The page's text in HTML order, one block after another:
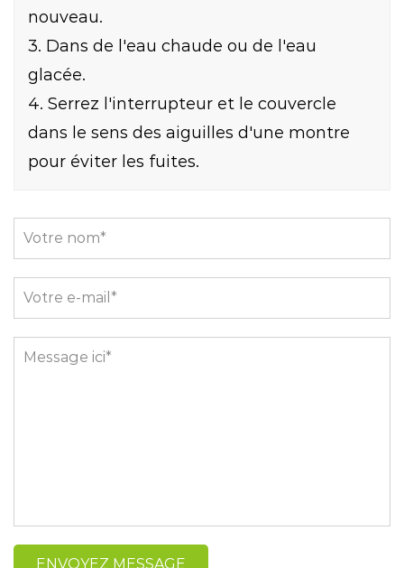
nouveau.
3. Dans de l'eau chaude ou de l'eau
glacée.
4. Serrez l'interrupteur et le couvercle
dans le sens des aiguilles d'une montre
pour éviter les fuites.